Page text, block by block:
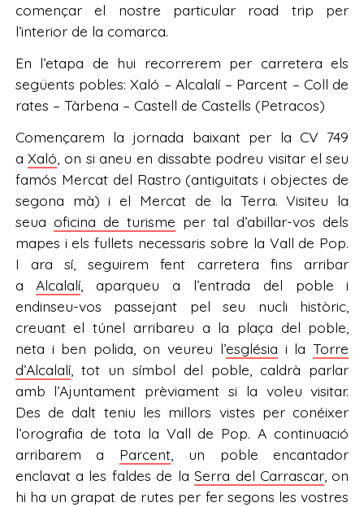
començar el nostre particular road trip per
l’interior de la comarca.
En l’etapa de hui recorrerem per carretera els
següents pobles: Xaló – Alcalalí – Parcent – Coll de
rates – Tàrbena – Castell de Castells (Petracos)
Començarem la jornada baixant per la CV 749
aXaló, on si aneu en dissabte podreu visitar el seu
famós Mercat del Rastro (antiguitats i objectes de
segona mà) i el Mercat de la Terra. Visiteu la
seua oficina de turisme per tal d’abillar-vos dels
mapes i els fullets necessaris sobre la Vall de Pop.
I ara sí, seguirem fent carretera fins arribar
aAlcalalí, aparqueu a l’entrada del poble i
endinseu-vos passejant pel seu nucli històric,
creuant el túnel arribareu a la plaça del poble,
neta i ben polida, on veureu l’església i laTorre
d’Alcalalí, tot un símbol del poble, caldrà parlar
amb l’Ajuntament prèviament si la voleu visitar.
Des de dalt teniu les millors vistes per conéixer
l’orografia de tota la Vall de Pop. A continuació
arribarem a Parcent, un poble encantador
enclavat a les faldes de laSerra del Carrascar, on
hi ha un grapat de rutes per fer segons les vostres